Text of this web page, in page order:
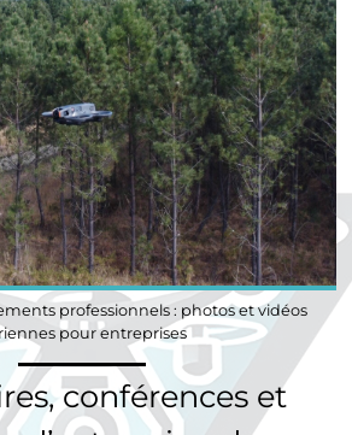
professionnels : photos et vidéos
pour entreprises
conférences et